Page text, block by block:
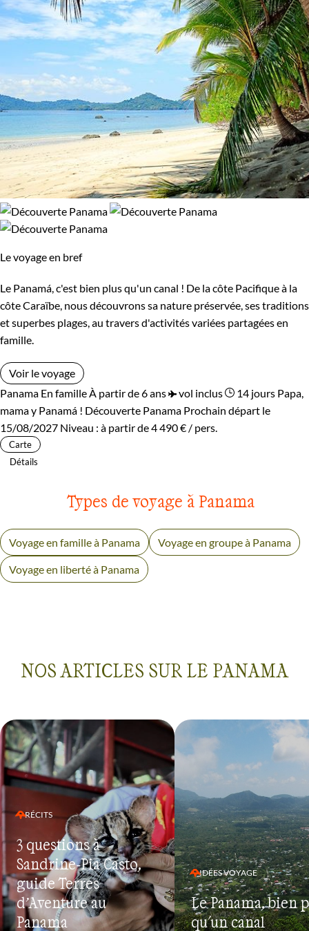
Le voyage en bref
Le Panamá, c'est bien plus qu'un canal ! De la côte Pacifique à la
côte Caraïbe, nous découvrons sa nature préservée, ses traditions
et superbes plages, au travers d'activités variées partagées en
famille.
Voir le voyage
Panama En famille À partir de 6 ans vol inclus 14 jours Papa,
mama y Panamá ! Découverte Panama Prochain départ le
15/08/2027 Niveau : à partir de4 490 € / pers.
Carte
Détails
Types de voyage à Panama
Voyage en famille à Panama Voyage en groupe à Panama
Voyage en liberté à Panama
NOS ARTICLES SUR LE PANAMA
RÉCITS
3 questions à
Sandrine-Pia Casto,
guide Terres
d’Aventure au
Panama
IDÉES VOYAGE
Le Panama, bien
qu'un canal